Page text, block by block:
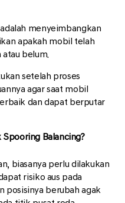
menyeimbangkan
apakah mobil telah
belum.
setelah proses
agar saat mobil
dan dapat berputar
Balancing?
biasanya perlu dilakukan
risiko aus pada
posisinya berubah agak